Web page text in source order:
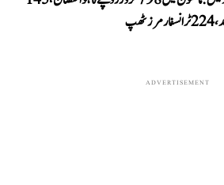
ٹھپ
ADVERTISEMENT